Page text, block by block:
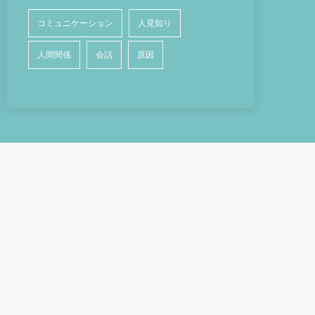
コミュニケーション 人見知り
人間関係 会話 原因